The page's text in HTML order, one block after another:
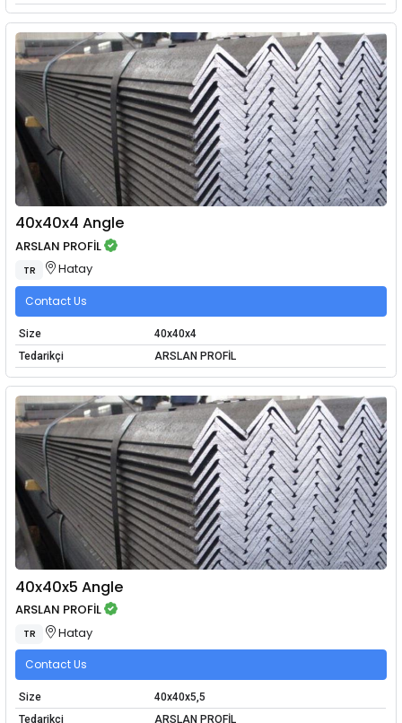
40x40x4 Angle
ARSLAN PROFİL
TR Hatay
Contact Us
Size
40x40x4
Tedarikçi
ARSLAN PROFİL
40x40x5 Angle
ARSLAN PROFİL
TR Hatay
Contact Us
Size
40x40x5,5
Tedarikçi
ARSLAN PROFİL